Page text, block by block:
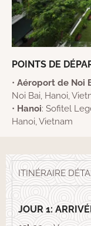
POINTS DE
• Aéroport de Noi
Noi Bai, Hanoi,
• Hanoi: Sofitel
Hanoi, Vietnam
ITINÉRAIRE
JOUR 1: